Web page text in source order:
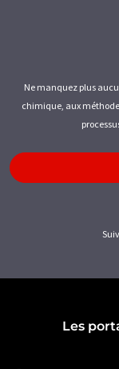
Ne manquez plus
chimique, aux
Les